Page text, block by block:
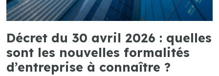
Décret du 30 avril 2026 : quelles
sont les nouvelles formalités
d’entreprise à connaître ?